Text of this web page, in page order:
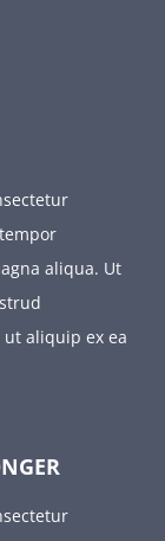
aliqua. Ut
aliquip ex ea